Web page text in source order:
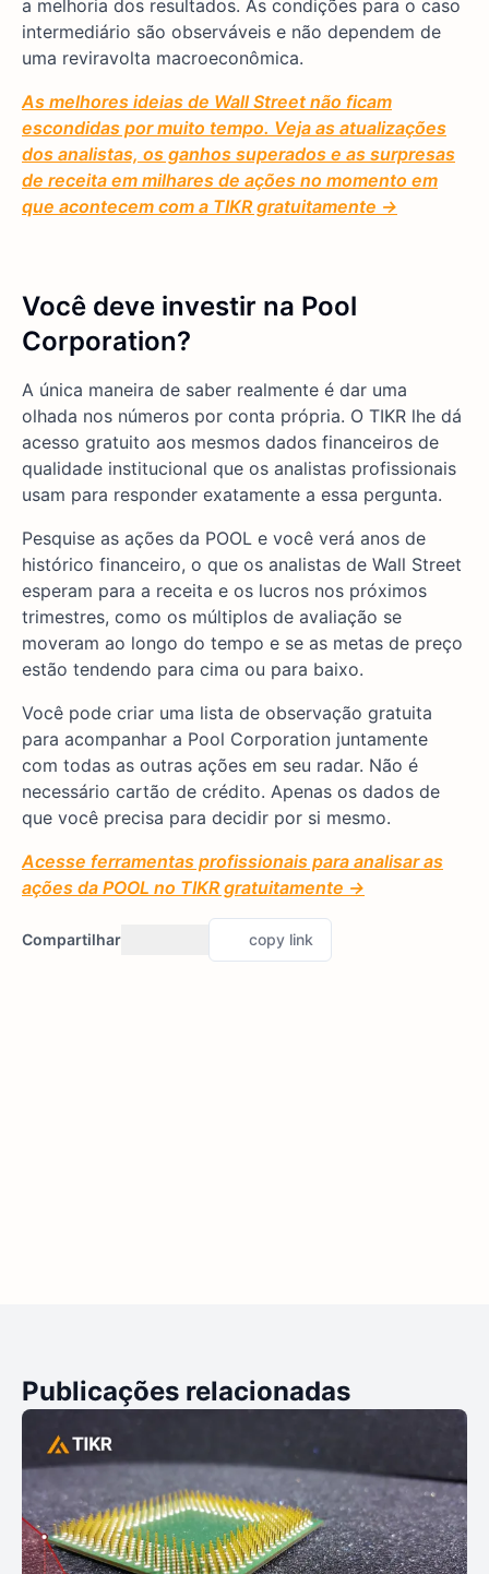
a melhoria dos resultados. As condições para o caso
intermediário são observáveis e não dependem de
uma reviravolta macroeconômica.
As melhores ideias de Wall Street não ficam
escondidas por muito tempo. Veja as atualizações
dos analistas, os ganhos superados e as surpresas
de receita em milhares de ações no momento em
que acontecem com a TIKR gratuitamente →
Você deve investir na Pool
Corporation?
A única maneira de saber realmente é dar uma
olhada nos números por conta própria. O TIKR lhe dá
acesso gratuito aos mesmos dados financeiros de
qualidade institucional que os analistas profissionais
usam para responder exatamente a essa pergunta.
Pesquise as ações da POOL e você verá anos de
histórico financeiro, o que os analistas de Wall Street
esperam para a receita e os lucros nos próximos
trimestres, como os múltiplos de avaliação se
moveram ao longo do tempo e se as metas de preço
estão tendendo para cima ou para baixo.
Você pode criar uma lista de observação gratuita
para acompanhar a Pool Corporation juntamente
com todas as outras ações em seu radar. Não é
necessário cartão de crédito. Apenas os dados de
que você precisa para decidir por si mesmo.
Acesse ferramentas profissionais para analisar as
ações da POOL no TIKR gratuitamente →
Compartilhar copy link
Publicações relacionadas